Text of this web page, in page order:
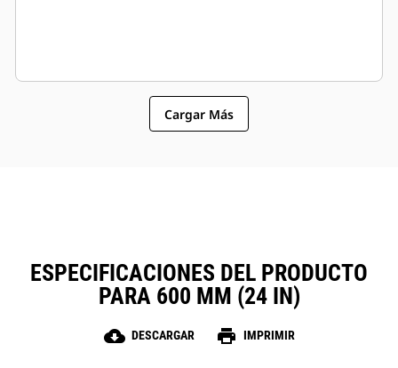
Cargar Más
ESPECIFICACIONES DEL PRODUCTO
PARA 600 MM (24 IN)
cloud_download DESCARGAR print IMPRIMIR